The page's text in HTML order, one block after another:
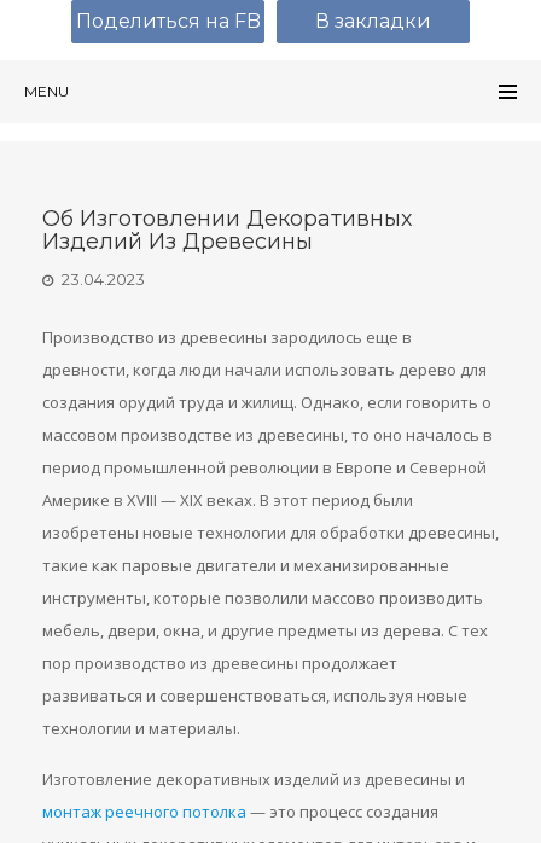
MENU
Об Изготовлении Декоративных
Изделий Из Древесины
23.04.2023
Производство из древесины зародилось еще в
древности, когда люди начали использовать дерево для
создания орудий труда и жилищ. Однако, если говорить о
массовом производстве из древесины, то оно началось в
период промышленной революции в Европе и Северной
Америке в XVIII — XIX веках. В этот период были
изобретены новые технологии для обработки древесины,
такие как паровые двигатели и механизированные
инструменты, которые позволили массово производить
мебель, двери, окна, и другие предметы из дерева. С тех
пор производство из древесины продолжает
развиваться и совершенствоваться, используя новые
технологии и материалы.
Изготовление декоративных изделий из древесины и
монтаж реечного потолка — это процесс создания
Поделиться на FB В закладки